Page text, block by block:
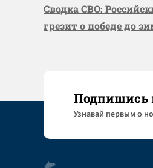
Сводка СВО:
грезит о победе до
Подпишись
Узнaвай первым о